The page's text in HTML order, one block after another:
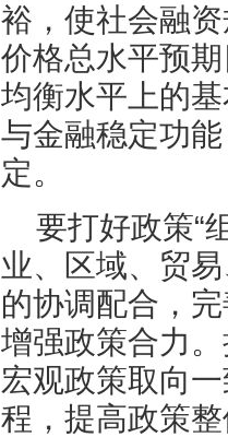
裕，使社会融
价格总水平预
均衡水平上的
与金融稳定功
定。
要打好政策“
业、区域、贸
的协调配合，
增强政策合力
宏观政策取向
程，提高政策